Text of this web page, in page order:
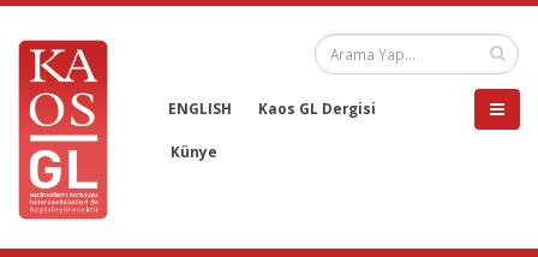
ENGLISH Kaos GL Dergisi
Künye